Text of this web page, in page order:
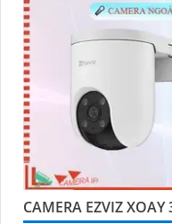
CAMERA EZVIZ